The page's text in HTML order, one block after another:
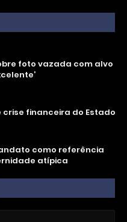
foto vazada com alvo
financeira do Estado
como referência
atípica